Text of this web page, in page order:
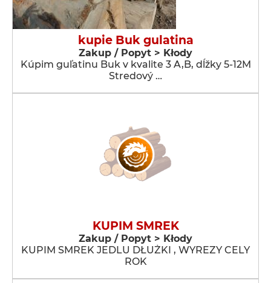
kupie Buk gulatina
Zakup / Popyt > Kłody
Kúpim guľatinu Buk v kvalite 3 A,B, dĺžky 5-12M
Stredový …
KUPIM SMREK
Zakup / Popyt > Kłody
KUPIM SMREK JEDLU DŁUŻKI , WYREZY CELY
ROK